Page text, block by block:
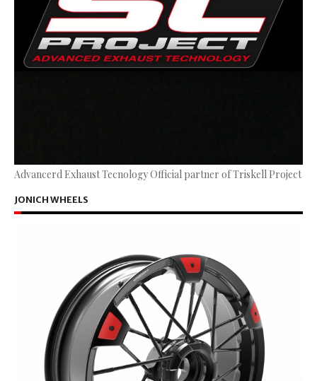
Advancerd Exhaust Tecnology Official partner of Triskell Project
JONICH WHEELS